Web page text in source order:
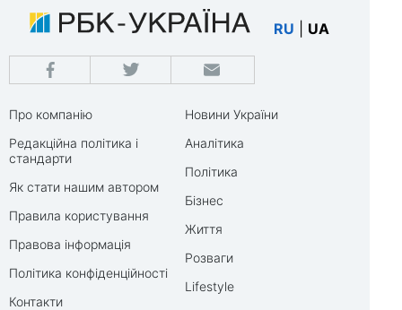
RU UA
Про компанію
Редакційна політика і
стандарти
Як стати нашим автором
Правила користування
Правова інформація
Політика конфіденційності
Контакти
Новини України
Аналітика
Політика
Бізнес
Життя
Розваги
Lifestyle